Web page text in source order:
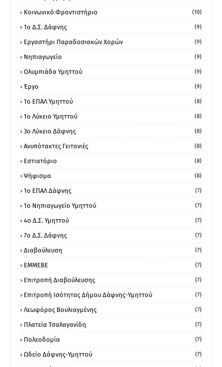
Κοινωνικό Φροντιστήριο (10)
1ο Δ.Σ. Δάφνης (9)
Εργαστήρι Παραδοσιακών Χορών (9)
Νηπιαγωγείο (9)
Ολυμπιάδα Υμηττού (9)
Έργο (9)
1o ΕΠΑΛ Υμηττού (8)
1ο Λύκειο Υμηττού (8)
3ο Λύκειο Δάφνης (8)
Ανυπότακτες Γειτονιές (8)
Εστιατόριο (8)
Ψήφισμα (8)
1ο ΕΠΑΛ Δάφνης (7)
1ο Νηπιαγωγείο Υμηττού (7)
4ο Δ.Σ. Υμηττού (7)
7ο Δ.Σ. Δάφνης (7)
Διαβούλευση (7)
ΕΜΜΕΒΕ (7)
Επιτροπή Διαβούλευσης (7)
Επιτροπή Ισότητας Δήμου Δάφνης-Υμηττού (7)
Λεωφόρος Βουλιαγμένης (7)
Πλατεία Τσαλαγανίδη (7)
Πολεοδομία (7)
Ωδείο Δάφνης-Υμηττού (7)